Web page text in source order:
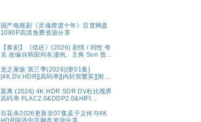
国产电视剧《灵魂摆渡十年》百度网盘
1080P高清免费资源分享
【泰剧】《偿还》(2026) 剧情 / 同性 夸
克 改编自韩国同名漫画。主角 Sun 曾为
中展开复仇与救赎之路。
龙之家族 第三季(2026)[更01集]
[4K.DV.HDR][高码率][内封简繁英][附1-
莫离‎ (2026) 4K HDR SDR DV杜比视界
高码率 FLAC2.0&DDP2.0&HIFI
6GB】
百花杀2026更新至07集孟子义何与4K
HDR国语中字网盘资源分享